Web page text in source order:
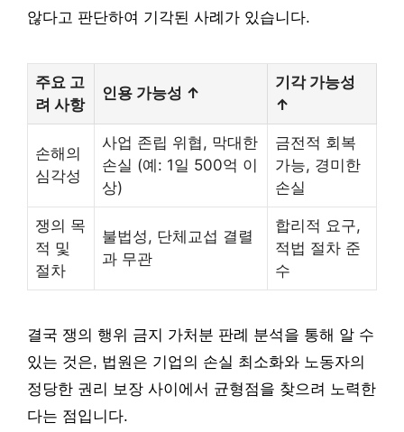
않다고 판단하여 기각된 사례가 있습니다.
주요 고
려 사항
인용 가능성 ↑
기각 가능성
↑
손해의
심각성
사업 존립 위협, 막대한
손실 (예: 1일 500억 이
상)
금전적 회복
가능, 경미한
손실
쟁의 목
적 및
절차
불법성, 단체교섭 결렬
과 무관
합리적 요구,
적법 절차 준
수
결국 쟁의 행위 금지 가처분 판례 분석을 통해 알 수
있는 것은, 법원은 기업의 손실 최소화와 노동자의
정당한 권리 보장 사이에서 균형점을 찾으려 노력한
다는 점입니다.